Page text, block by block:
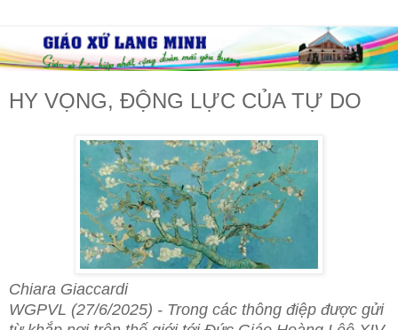
HY VỌNG, ĐỘNG LỰC CỦA TỰ DO
Chiara Giaccardi
WGPVL (27/6/2025) - Trong các thông điệp được gửi